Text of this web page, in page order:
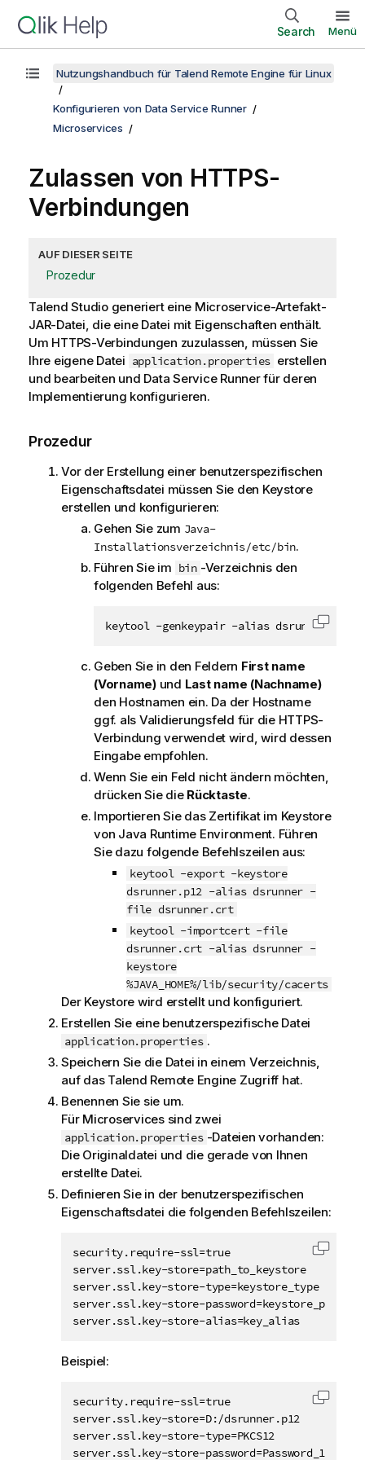
Search Menü
Nutzungshandbuch für Talend Remote Engine für Linux
Konfigurieren von Data Service Runner
Microservices
Zulassen von HTTPS-
Verbindungen
AUF DIESER SEITE
Prozedur
Talend Studiogeneriert eine Microservice-Artefakt-
JAR-Datei, die eine Datei mit Eigenschaften enthält.
Um HTTPS-Verbindungen zuzulassen, müssen Sie
Ihre eigene Datei application.properties erstellen
und bearbeiten und Data Service Runner für deren
Implementierung konfigurieren.
Prozedur
Vor der Erstellung einer benutzerspezifischen
Eigenschaftsdatei müssen Sie den Keystore
erstellen und konfigurieren:
Gehen Sie zum Java-
Installationsverzeichnis/etc/bin.
Führen Sie im bin -Verzeichnis den
folgenden Befehl aus:
keytool -genkeypair -alias dsrunner -Code
Geben Sie in den Feldern First name
(Vorname)und Last name (Nachname)
den Hostnamen ein. Da der Hostname
ggf. als Validierungsfeld für die HTTPS-
Verbindung verwendet wird, wird dessen
Eingabe empfohlen.
Wenn Sie ein Feld nicht ändern möchten,
drücken Sie die Rücktaste.
Importieren Sie das Zertifikat im Keystore
von Java Runtime Environment. Führen
Sie dazu folgende Befehlszeilen aus:
keytool -export -keystore
dsrunner.p12 -alias dsrunner -
file dsrunner.crt
keytool -importcert -file
dsrunner.crt -alias dsrunner -
keystore
%JAVA_HOME%/lib/security/cacerts
Der Keystore wird erstellt und konfiguriert.
Erstellen Sie eine benutzerspezifische Datei
application.properties .
Speichern Sie die Datei in einem Verzeichnis,
auf das Talend Remote Engine Zugriff hat.
Benennen Sie sie um.
Für Microservices sind zwei
application.properties -Dateien vorhanden:
Die Originaldatei und die gerade von Ihnen
erstellte Datei.
Definieren Sie in der benutzerspezifischen
Eigenschaftsdatei die folgenden Befehlszeilen:
security.require-ssl=true
server.ssl.key-store=path_to_keystore
server.ssl.key-store-type=keystore_type
server.ssl.key-store-
server.ssl.key-store-alias=key_alias
Code
Beispiel:
security.require-ssl=true
server.ssl.key-store=D:/dsrunner.p12
server.ssl.key-store-type=PKCS12
server.ssl.key-store-password=Password_1234
Code